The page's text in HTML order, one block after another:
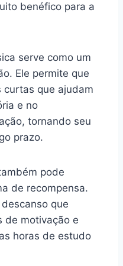
benéfico para a
serve como um
Ele permite que
curtas que ajudam
e no
tornando seu
prazo.
pode
de recompensa.
que
de motivação e
horas de estudo